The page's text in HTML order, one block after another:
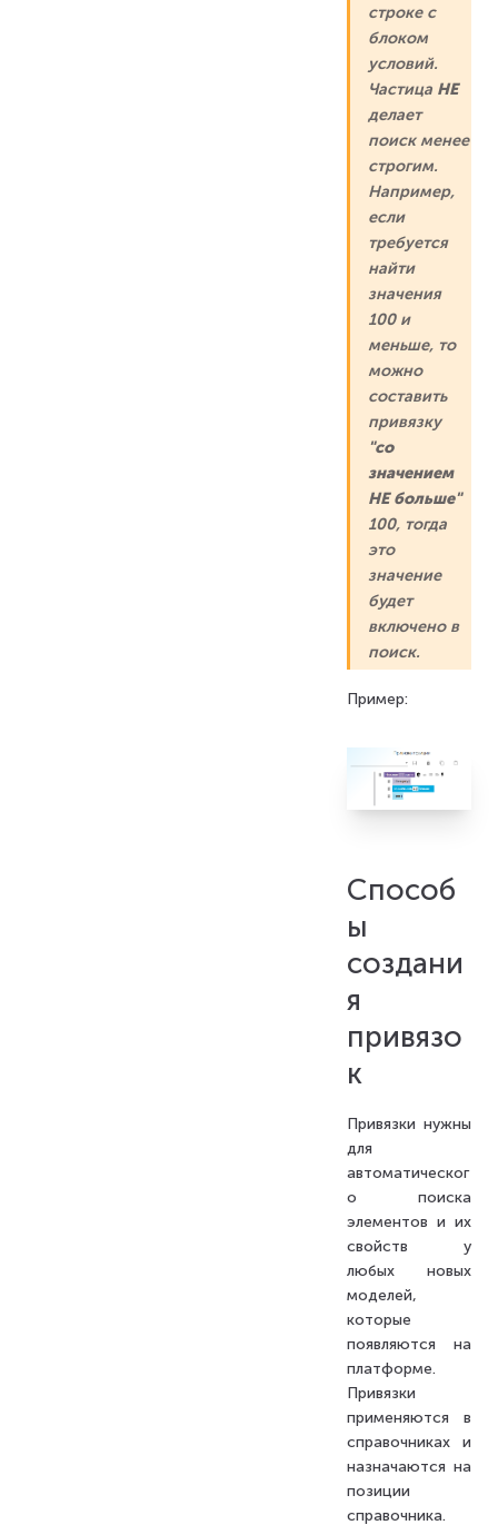
строке с
блоком
условий.
Частица НЕ
делает
поиск менее
строгим.
Например,
если
требуется
найти
значения
100 и
меньше, то
можно
составить
привязку
"со
значением
НЕ больше"
100, тогда
это
значение
будет
включено в
поиск.
Пример:
Способ
ы
создани
я
привязо
к
Привязки нужны
для
автоматическог
о поиска
элементов и их
свойств у
любых новых
моделей,
которые
появляются на
платформе.
Привязки
применяются в
справочниках и
назначаются на
позиции
справочника.